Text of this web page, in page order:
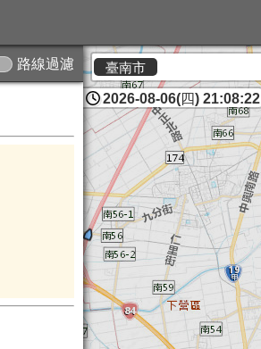
路線過濾 臺南市
2026-08-06(四) 21:08:23